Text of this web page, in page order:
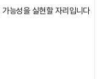
더 발전하기 위해 고민하며, 그
하게 자리잡고 있어요.
가능성을 실현할 자리입니다